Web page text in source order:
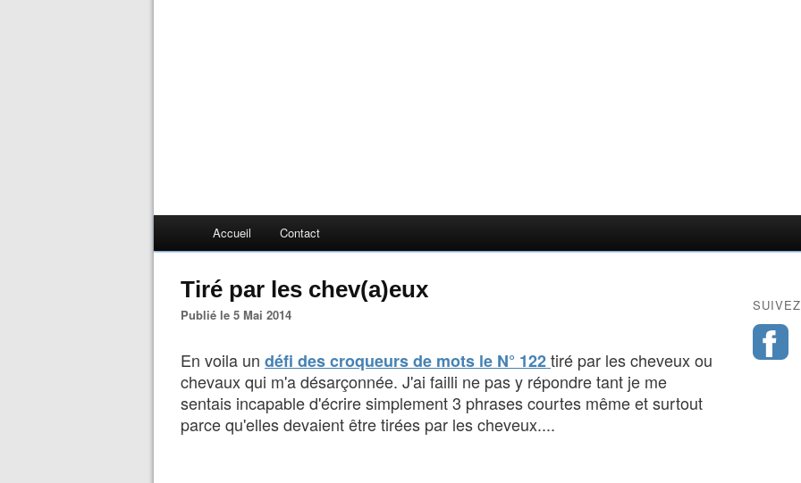
Accueil Contact
Tiré par les chev(a)eux
Publié le 5 Mai 2014
En voila un défi des croqueurs de mots le N° 122tiré par les cheveux ou
chevaux qui m'a désarçonnée. J'ai failli ne pas y répondre tant je me
sentais incapable d'écrire simplement 3 phrases courtes même et surtout
parce qu'elles devaient être tirées par les cheveux....